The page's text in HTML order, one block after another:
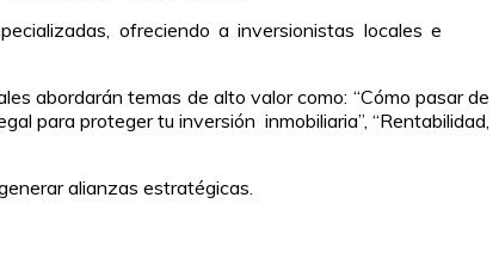
ofreciendo a inversionistas locales e
abordarán temas de alto valor como: “Cómo pasar de
para proteger tu inversión inmobiliaria”, “Rentabilidad,
alianzas estratégicas.